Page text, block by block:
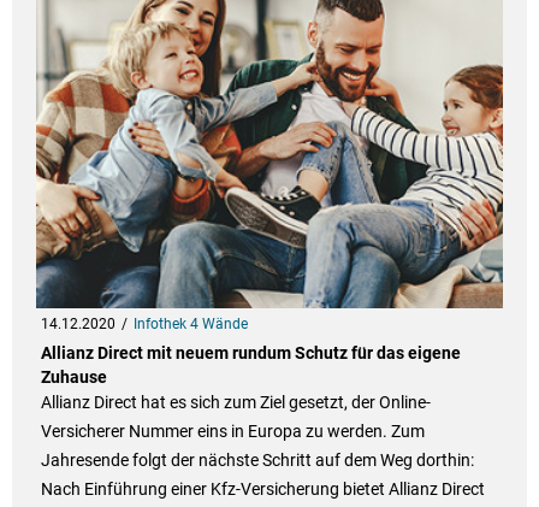
14.12.2020 Infothek 4 Wände
Allianz Direct mit neuem rundum Schutz für das eigene
Zuhause
Allianz Direct hat es sich zum Ziel gesetzt, der Online-
Versicherer Nummer eins in Europa zu werden. Zum
Jahresende folgt der nächste Schritt auf dem Weg dorthin:
Nach Einführung einer Kfz-Versicherung bietet Allianz Direct